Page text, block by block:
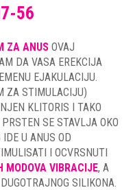
56
ZA ANUS OVAJ
DA VASA EREKCIJA
EJAKULACIJU.
ZA STIMULACIJU)
KLITORIS I TAKO
SE STAVLJA OKO
U ANUS OD
I OCVRSNUTI
MODOVA VIBRACIJE, A
SILIKONA.